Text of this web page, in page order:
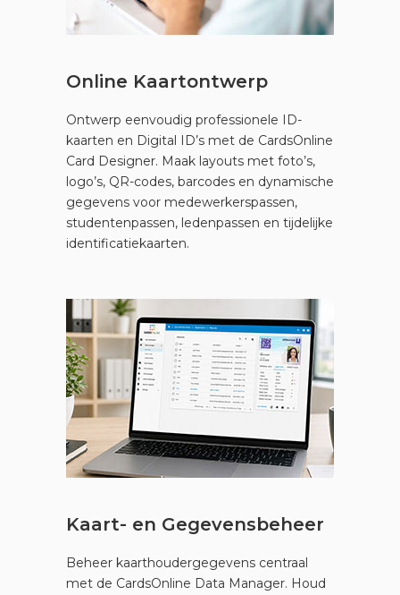
Online Kaartontwerp
Ontwerp eenvoudig professionele ID-
kaarten en Digital ID’s met de CardsOnline
Card Designer. Maak layouts met foto’s,
logo’s, QR-codes, barcodes en dynamische
gegevens voor medewerkerspassen,
studentenpassen, ledenpassen en tijdelijke
identificatiekaarten.
Kaart- en Gegevensbeheer
Beheer kaarthoudergegevens centraal
met de CardsOnline Data Manager. Houd